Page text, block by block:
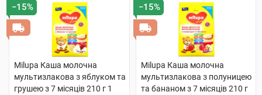
−15%
Milupa Каша молочна
мультизлакова з яблуком та
грушею з 7 місяців 210 г 1
−15%
Milupa Каша молочна
мультизлакова з полуницею
та бананом з 7 місяців 210 г